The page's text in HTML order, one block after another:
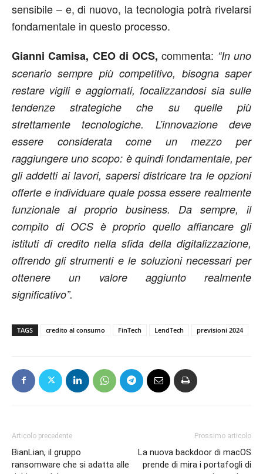
sensibile – e, di nuovo, la tecnologia potrà rivelarsi
fondamentale in questo processo.
Gianni Camisa, CEO di OCS, commenta: “In uno
scenario sempre più competitivo, bisogna saper
restare vigili e aggiornati, focalizzandosi sia sulle
tendenze strategiche che su quelle più
strettamente tecnologiche. L’innovazione deve
essere considerata come un mezzo per
raggiungere uno scopo: è quindi fondamentale, per
gli addetti ai lavori, sapersi districare tra le opzioni
offerte e individuare quale possa essere realmente
funzionale al proprio business. Da sempre, il
compito di OCS è proprio quello affiancare gli
istituti di credito nella sfida della digitalizzazione,
offrendo gli strumenti e le soluzioni necessari per
ottenere un valore aggiunto realmente
significativo”.
TAGS credito al consumo FinTech LendTech previsioni 2024
Articolo precedente
BianLian, il gruppo
ransomware che si adatta alle
Prossimo articolo
La nuova backdoor di macOS
prende di mira i portafogli di